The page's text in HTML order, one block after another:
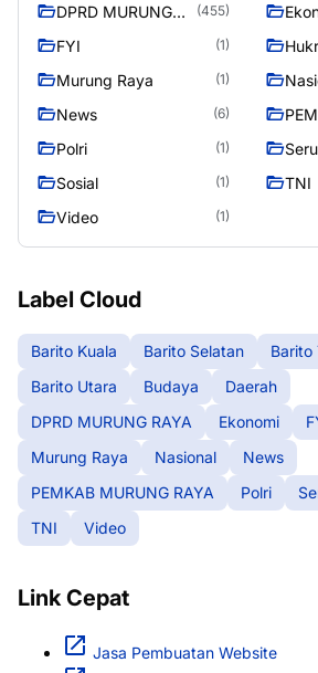
DPRD MURUNG
(455)
FYI (1)
Murung Raya (1)
News (6)
Polri (1)
Sosial (1) TNI
Video (1)
Label Cloud
Barito Kuala Barito Selatan
Barito
Barito Utara
Budaya
Daerah
DPRD MURUNG RAYA
Ekonomi
Murung Raya
Nasional
News
PEMKAB MURUNG RAYA
Polri
TNI
Video
Link Cepat
Jasa Pembuatan Website